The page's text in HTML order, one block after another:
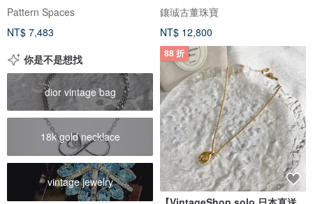
Pattern Spaces
NT$ 7,483
鑲珹古董珠寶
NT$ 12,800
你是不是想找
dior vintage bag
18k gold necklace
vintage jewelry
88 折